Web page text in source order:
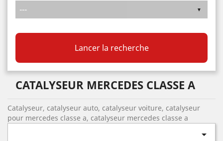
Lancer la recherche
CATALYSEUR MERCEDES CLASSE A
Catalyseur, catalyseur auto, catalyseur voiture, catalyseur
pour mercedes classe a, catalyseur mercedes classe a
